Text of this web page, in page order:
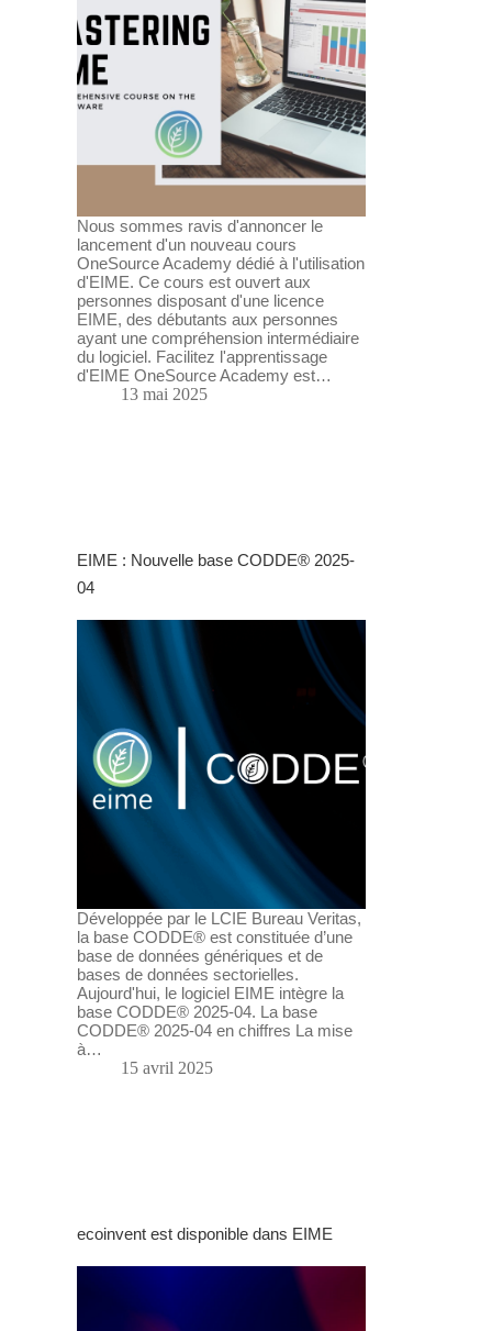
Nous sommes ravis d'annoncer le
lancement d'un nouveau cours
OneSource Academy dédié à l'utilisation
d'EIME. Ce cours est ouvert aux
personnes disposant d'une licence
EIME, des débutants aux personnes
ayant une compréhension intermédiaire
du logiciel. Facilitez l'apprentissage
d'EIME OneSource Academy est…
13 mai 2025
EIME : Nouvelle base CODDE® 2025-
04
Développée par le LCIE Bureau Veritas,
la base CODDE® est constituée d’une
base de données génériques et de
bases de données sectorielles.
Aujourd'hui, le logiciel EIME intègre la
base CODDE® 2025-04. La base
CODDE® 2025-04 en chiffres La mise
à…
15 avril 2025
ecoinvent est disponible dans EIME